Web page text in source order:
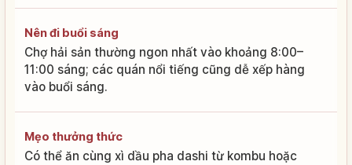
Nên đi buổi sáng
Chợ hải sản thường ngon nhất vào khoảng 8:00–
11:00 sáng; các quán nổi tiếng cũng dễ xếp hàng
vào buổi sáng.
Mẹo thưởng thức
Có thể ăn cùng xì dầu pha dashi từ kombu hoặc